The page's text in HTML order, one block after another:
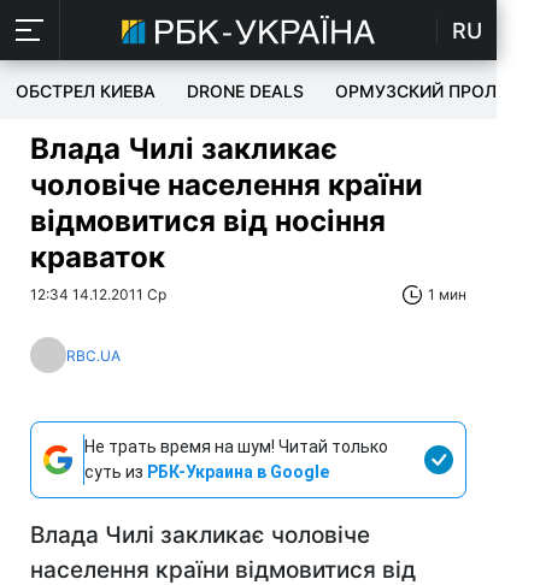
RU
ОБСТРЕЛ КИЕВА DRONE DEALS ОРМУЗСКИЙ ПРОЛИВ
Влада Чилі закликає
чоловіче населення країни
відмовитися від носіння
краваток
12:34 14.12.2011 Ср 1 мин
RBC.UA
Не трать время на шум! Читай только
суть из РБК-Украина в Google
Влада Чилі закликає чоловіче
населення країни відмовитися від